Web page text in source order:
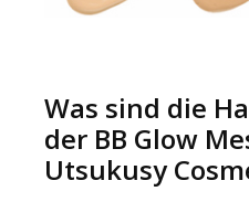
Was sind die
der BB Glow
Utsukusy